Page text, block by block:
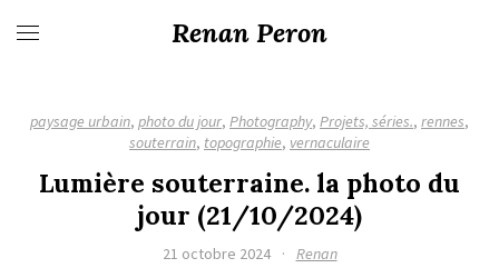
Renan Peron
paysage urbain, photo du jour, Photography, Projets, séries., rennes,
souterrain, topographie, vernaculaire
Lumière souterraine. la photo du
jour (21/10/2024)
21 octobre 2024 · Renan